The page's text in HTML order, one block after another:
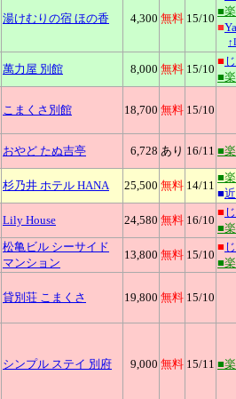
湯けむりの宿 ほの香 4,300 無料 15/10
■
■
萬力屋 別館 8,000 無料 15/10
■
■
こまくさ別館 18,700 無料 15/10
おやど たぬ吉亭 6,728 あり 16/11 ■
杉乃井 ホテル HANA 25,500 無料 14/11
■
■
Lily House 24,580 無料 16/10
■
■
松亀ビル シーサイド
マンション
13,800 無料 15/10
■
■
貸別荘 こまくさ 19,800 無料 15/10
シンプル ステイ 別府 9,000 無料 15/11 ■